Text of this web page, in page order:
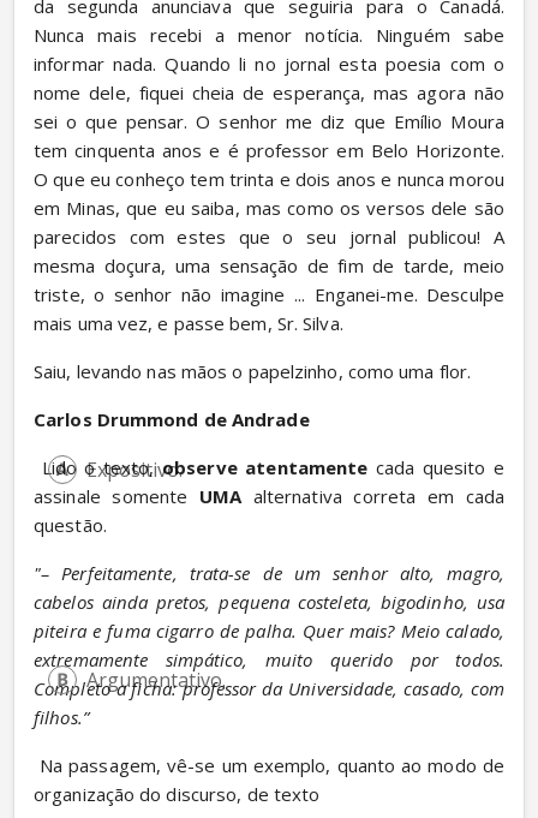
da segunda anunciava que seguiria para o Canadá.
Nunca mais recebi a menor notícia. Ninguém sabe
informar nada. Quando li no jornal esta poesia com o
nome dele, fiquei cheia de esperança, mas agora não
sei o que pensar. O senhor me diz que Emílio Moura
tem cinquenta anos e é professor em Belo Horizonte.
O que eu conheço tem trinta e dois anos e nunca morou
em Minas, que eu saiba, mas como os versos dele são
parecidos com estes que o seu jornal publicou! A
mesma doçura, uma sensação de fim de tarde, meio
triste, o senhor não imagine ... Enganei-me. Desculpe
mais uma vez, e passe bem, Sr. Silva.
Saiu, levando nas mãos o papelzinho, como uma flor.
Carlos Drummond de Andrade
Lido o texto, observe atentamente cada quesito e
assinale somente UMA alternativa correta em cada
questão.
"– Perfeitamente, trata-se de um senhor alto, magro,
cabelos ainda pretos, pequena costeleta, bigodinho, usa
piteira e fuma cigarro de palha. Quer mais? Meio calado,
extremamente simpático, muito querido por todos.
Completo a ficha: professor da Universidade, casado, com
filhos.”
organização do discurso, de texto
Expositivo.
Argumentativo.